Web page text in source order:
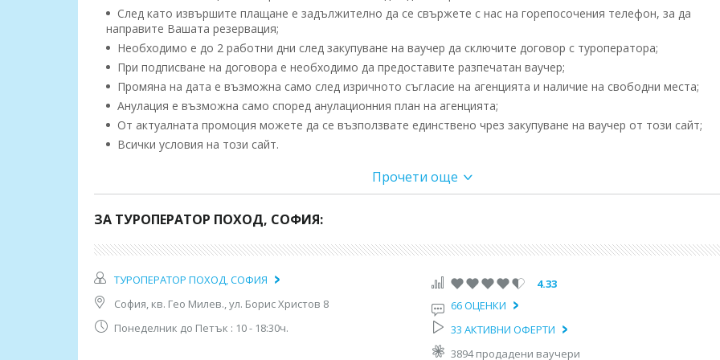
След като извършите плащане е задължително да се свържете с нас на горепосочения телефон, за да
направите Вашата резервация;
Необходимо е до 2 работни дни след закупуване на ваучер да сключите договор с туроператора;
При подписване на договора е необходимо да предоставите разпечатан ваучер;
Промяна на дата е възможна само след изричното съгласие на агенцията и наличие на свободни места;
Анулация е възможна само според анулационния план на агенцията;
От актуалната промоция можете да се възползвате единствено чрез закупуване на ваучер от този сайт;
Всички условия на този сайт.
Андреево.
2 ден- Пристигане в Истанбул сутринта. Настаняване в хотел (ако е възможно веднага, ако няма свободни
на Истанбул, като по време на тази обиколка, ще видите -Истанбулският университет, Площада с гълъбите -
с джамията Баязит, Покрития пазар Капалъ Чаршъ, Колоната на Константин, Синята джамия (само отвън),
"Хиподрума"с трите обелиска и джамията , византийската базилика "Св. София"построена от Константин Велики
през 4 век и реконструирана от Юстиниан през 6 век, водохранилището Йеребатан саранджъ и дворецът
След обяд по желание - Панорамна обиколка с автобус на гр. Истанбул (срещу допълнително заплащане):
Прочети още
ЗА ТУРОПЕРАТОР ПОХОД, СОФИЯ:
ТУРОПЕРАТОР ПОХОД, СОФИЯ
София, кв. Гео Милев., ул. Борис Христов 8
Понеделник до Петък : 10 - 18:30ч.
4.33
66 ОЦЕНКИ
33 АКТИВНИ ОФЕРТИ
3894 продадени ваучери